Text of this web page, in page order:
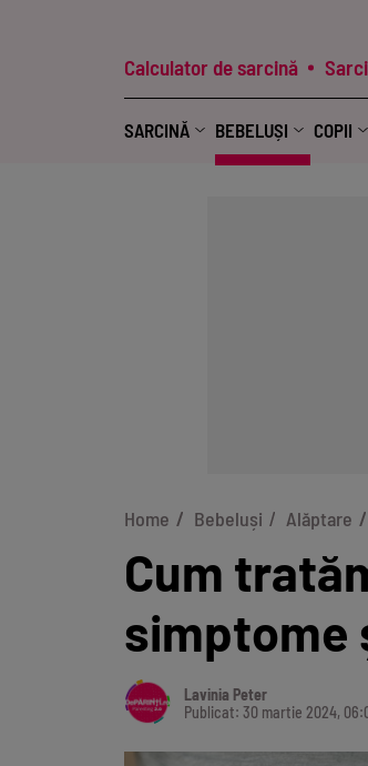
Calculator de sarcină
SARCINĂ BEBELUȘI COPII
Home Bebeluși Alăptare
Cum
simptome
Lavinia Peter
Publicat: 30 martie 2024,